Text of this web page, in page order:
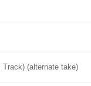
(alternate take)